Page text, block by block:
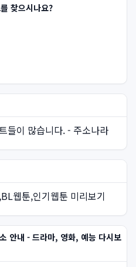
찾으시나요?
들이 많습니다. - 주소나라
웹툰,인기웹툰 미리보기
안내 - 드라마, 영화, 예능 다시보